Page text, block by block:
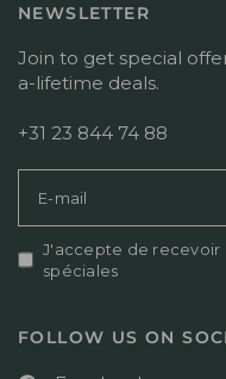
NEWSLETTER
Join to get special
a-lifetime deals.
+31 23 844 74 88
E-mail
J'accepte de recevoir
spéciales
FOLLOW US ON